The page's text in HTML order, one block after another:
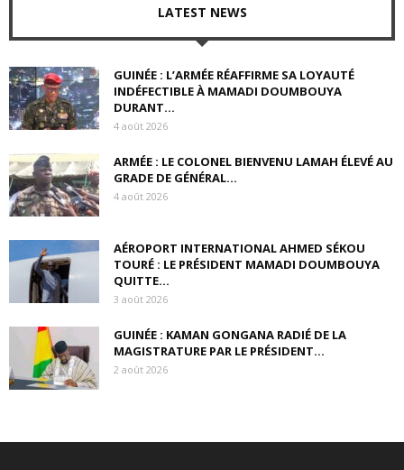
LATEST NEWS
GUINÉE : L’ARMÉE RÉAFFIRME SA LOYAUTÉ
INDÉFECTIBLE À MAMADI DOUMBOUYA
DURANT...
4 août 2026
ARMÉE : LE COLONEL BIENVENU LAMAH ÉLEVÉ AU
GRADE DE GÉNÉRAL...
4 août 2026
AÉROPORT INTERNATIONAL AHMED SÉKOU
TOURÉ : LE PRÉSIDENT MAMADI DOUMBOUYA
QUITTE...
3 août 2026
GUINÉE : KAMAN GONGANA RADIÉ DE LA
MAGISTRATURE PAR LE PRÉSIDENT...
2 août 2026